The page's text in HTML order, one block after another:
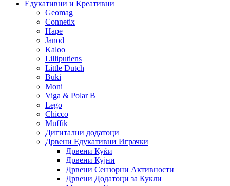
Едукативни и Креативни
Geomag
Connetix
Hape
Janod
Kaloo
Lilliputiens
Little Dutch
Buki
Moni
Viga & Polar B
Lego
Chicco
Muffik
Дигитални додатоци
Дрвени Едукативни Играчки
Дрвени Куќи
Дрвени Кујни
Дрвени Сензорни Активности
Дрвени Додатоци за Кукли